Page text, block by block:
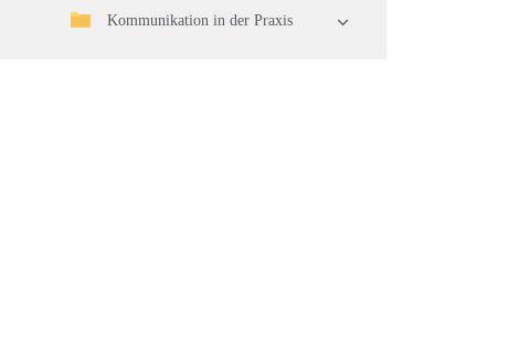
Kommunikation in der Praxis